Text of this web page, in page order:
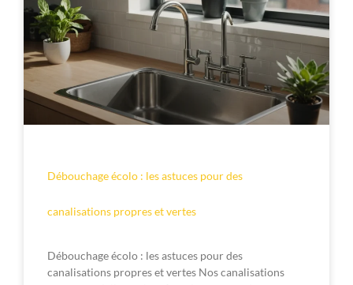
Débouchage écolo : les astuces pour des
canalisations propres et vertes
Débouchage écolo : les astuces pour des
canalisations propres et vertes Nos canalisations